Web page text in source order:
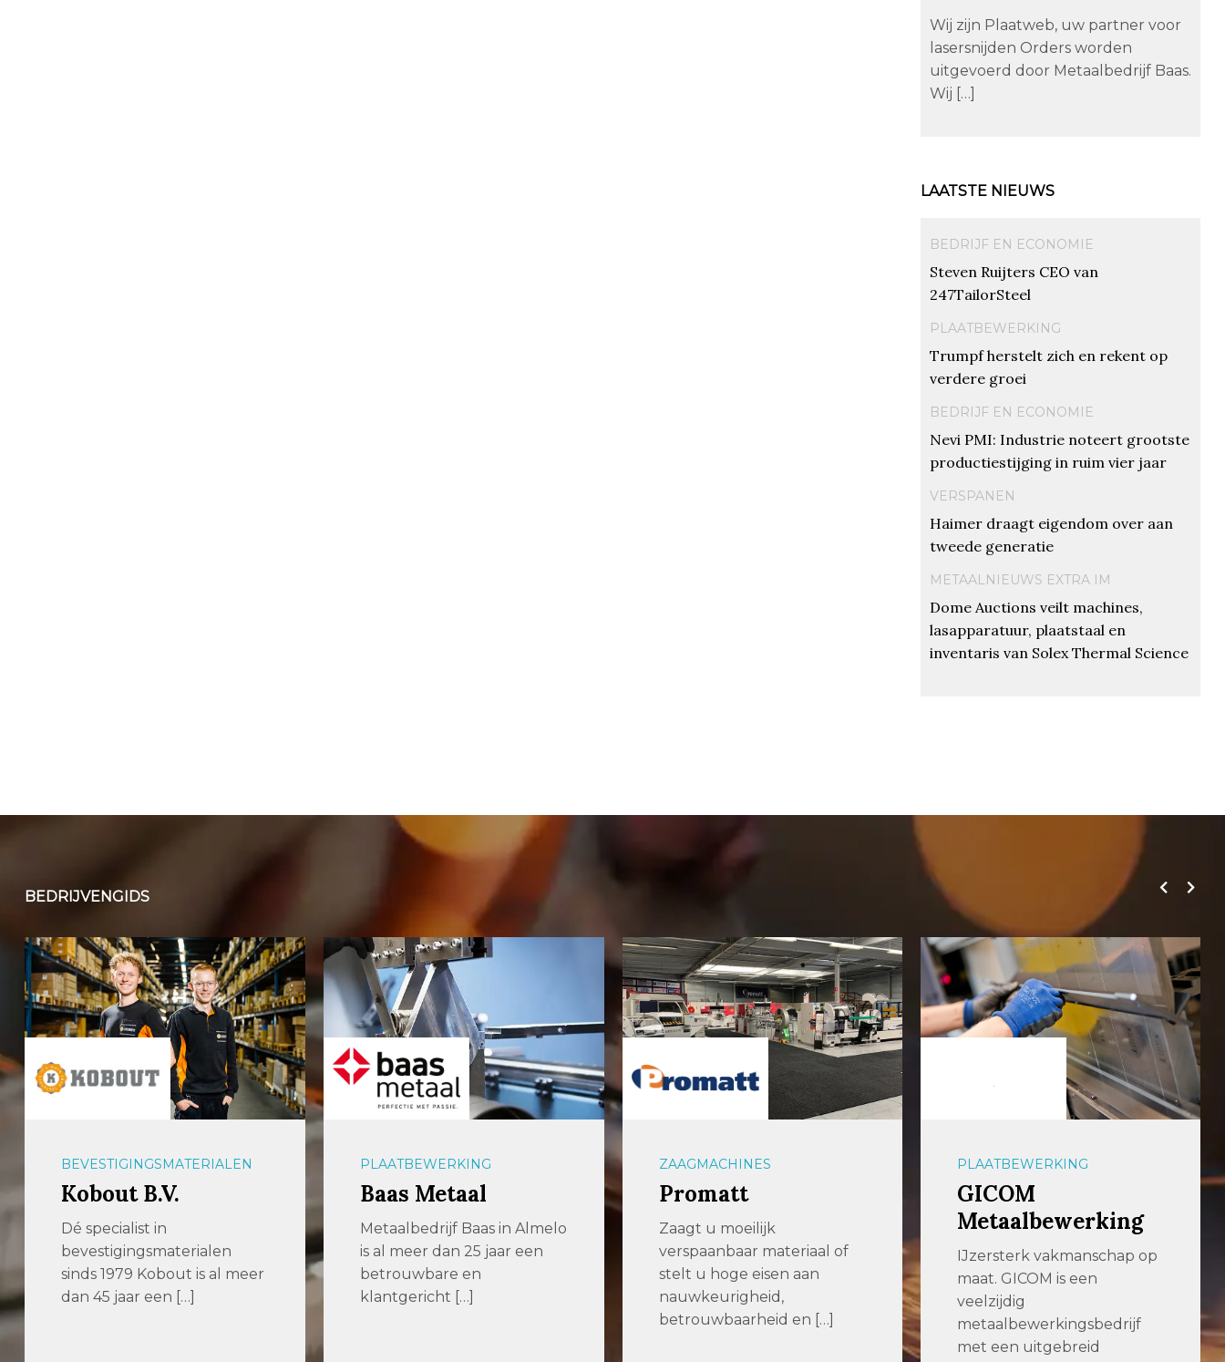
Wij zijn Plaatweb, uw partner voor
lasersnijden Orders worden
uitgevoerd door Metaalbedrijf Baas.
Wij […]
LAATSTE NIEUWS
BEDRIJF EN ECONOMIE
Steven Ruijters CEO van
247TailorSteel
PLAATBEWERKING
Trumpf herstelt zich en rekent op
verdere groei
BEDRIJF EN ECONOMIE
Nevi PMI: Industrie noteert grootste
productiestijging in ruim vier jaar
VERSPANEN
Haimer draagt eigendom over aan
tweede generatie
METAALNIEUWS EXTRA IM
Dome Auctions veilt machines,
lasapparatuur, plaatstaal en
inventaris van Solex Thermal Science
BEDRIJVENGIDS
BEVESTIGINGSMATERIALEN
Kobout B.V.
Dé specialist in
bevestigingsmaterialen
sinds 1979 Kobout is al meer
dan 45 jaar een […]
PLAATBEWERKING
Baas Metaal
Metaalbedrijf Baas in Almelo
is al meer dan 25 jaar een
betrouwbare en
klantgericht […]
ZAAGMACHINES
Promatt
Zaagt u moeilijk
verspaanbaar materiaal of
stelt u hoge eisen aan
nauwkeurigheid,
betrouwbaarheid en […]
PLAATBEWERKING
GICOM
Metaalbewerking
IJzersterk vakmanschap op
maat. GICOM is een
veelzijdig
metaalbewerkingsbedrijf
met een uitgebreid